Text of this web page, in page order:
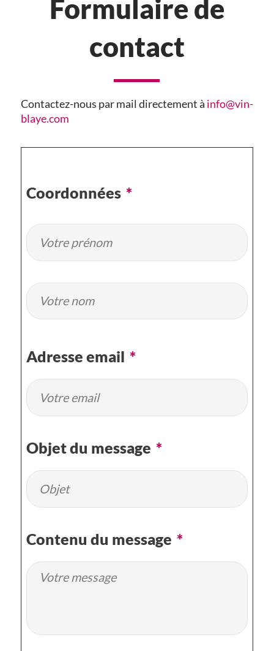
Formulaire de
contact
Contactez-nous par mail directement à info@vin-
blaye.com
Coordonnées *
Adresse email *
Objet du message *
Contenu du message *